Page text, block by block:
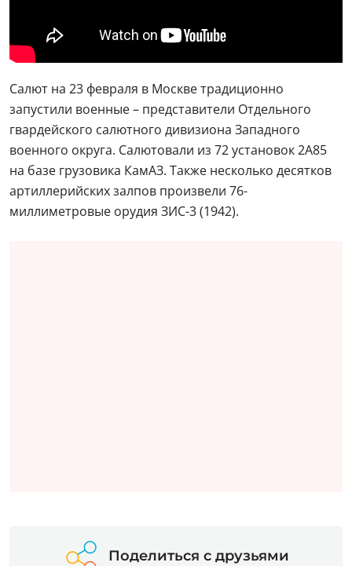
Салют на 23 февраля в Москве традиционно
запустили военные – представители Отдельного
гвардейского салютного дивизиона Западного
военного округа. Салютовали из 72 установок 2А85
на базе грузовика КамАЗ. Также несколько десятков
артиллерийских залпов произвели 76-
миллиметровые орудия ЗИС-3 (1942).
Поделиться с друзьями